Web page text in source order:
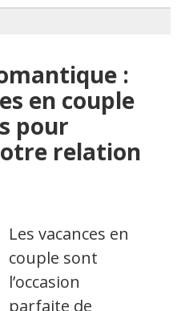
:
en couple
pour
relation
Les vacances en
couple sont
l’occasion
parfaite de